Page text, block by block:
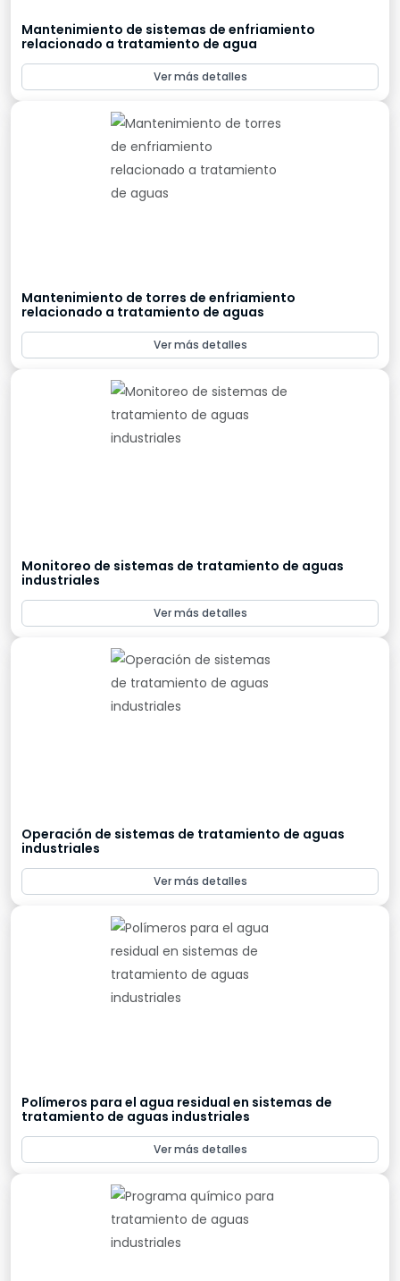
Mantenimiento de sistemas de enfriamiento
relacionado a tratamiento de agua
Ver más detalles
Mantenimiento de torres de enfriamiento
relacionado a tratamiento de aguas
Ver más detalles
Monitoreo de sistemas de tratamiento de aguas
industriales
Ver más detalles
Operación de sistemas de tratamiento de aguas
industriales
Ver más detalles
Polímeros para el agua residual en sistemas de
tratamiento de aguas industriales
Ver más detalles